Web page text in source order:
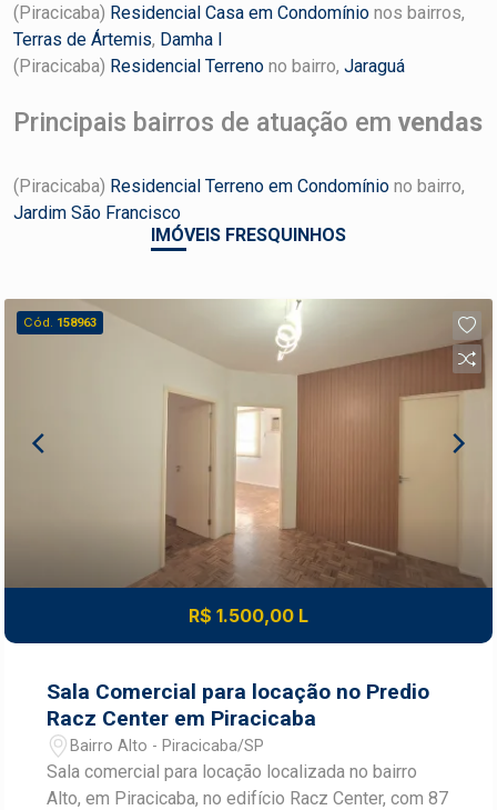
(Piracicaba) Residencial Casa em Condomínio nos bairros,
Terras de Ártemis, Damha I
(Piracicaba) Residencial Terreno no bairro, Jaraguá
Principais bairros de atuação em vendas
(Piracicaba) Residencial Terreno em Condomínio no bairro,
Jardim São Francisco
IMÓVEIS FRESQUINHOS
Cód. 158963
R$ 1.500,00 L
Sala Comercial para locação no Predio
Racz Center em Piracicaba
Bairro Alto - Piracicaba/SP
Sala comercial para locação localizada no bairro
Alto, em Piracicaba, no edifício Racz Center, com 87